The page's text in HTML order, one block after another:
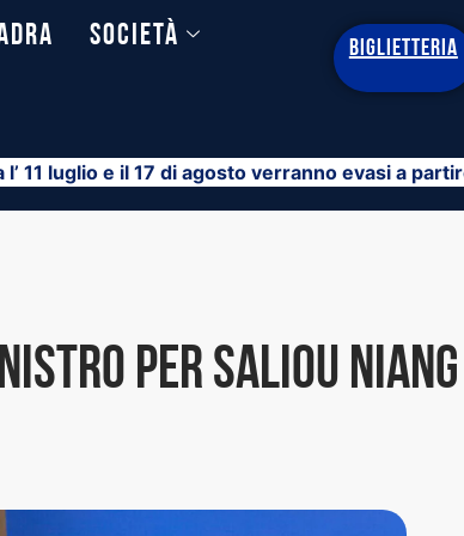
Società
BIGLIETTERIA
11 luglio e il 17 di agosto verranno evasi a
per Saliou Niang